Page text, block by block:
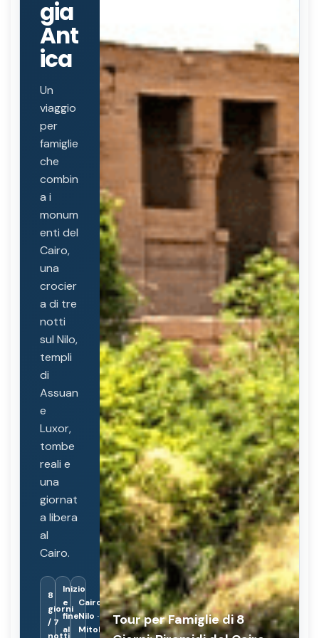
gia
Ant
ica
Un
viaggio
per
famiglie
che
combin
a i
monum
enti del
Cairo,
una
crocier
a di tre
notti
sul Nilo,
templi
di
Assuan
e
Luxor,
tombe
reali e
una
giornat
a libera
al
Cairo.
8
giorni
/ 7
Inizio
e
fine
al
Cairo ·
Nilo ·
Mitologia
Tour per Famiglie di 8